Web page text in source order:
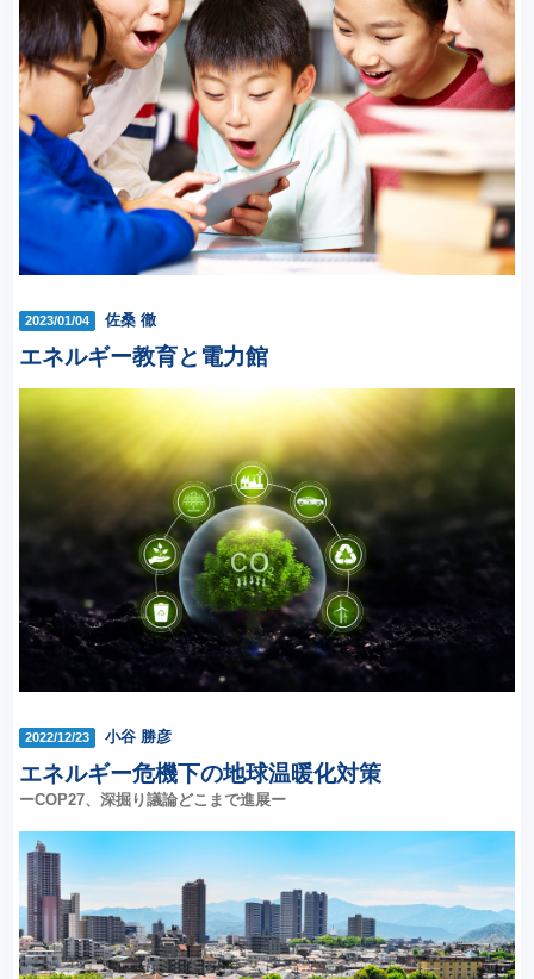
2023/01/04 佐桑 徹
エネルギー教育と電力館
2022/12/23 小谷 勝彦
エネルギー危機下の地球温暖化対策
ーCOP27、深掘り議論どこまで進展ー